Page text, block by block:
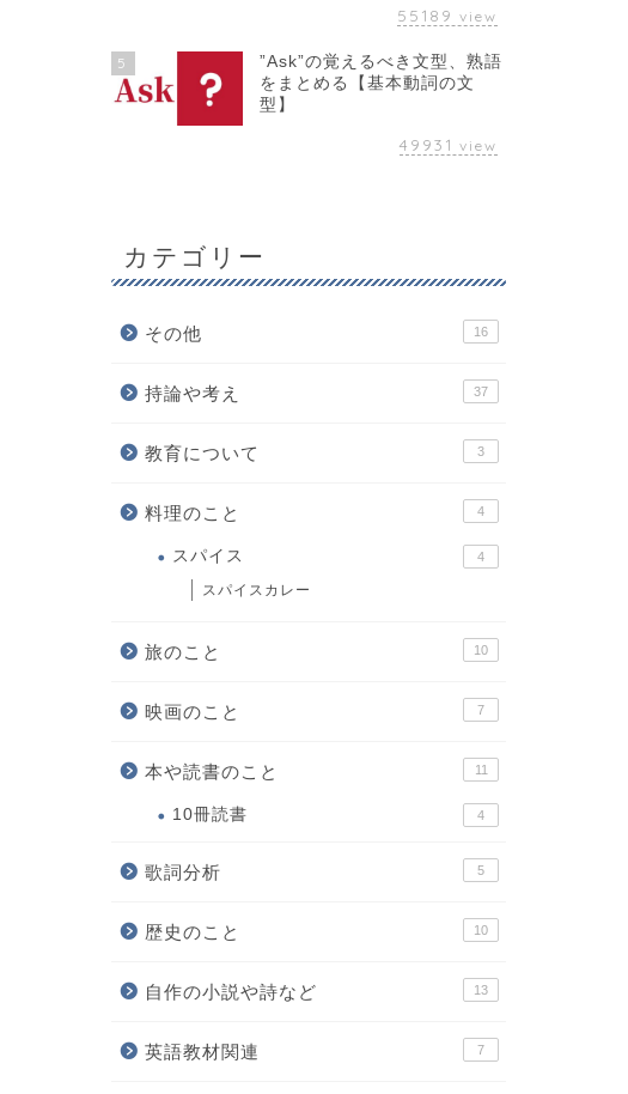
55189 view
5
”Ask”の覚えるべき文型、熟語
をまとめる【基本動詞の文
型】
49931 view
カテゴリー
その他 16
持論や考え 37
教育について 3
料理のこと 4
スパイス 4
スパイスカレー
旅のこと 10
映画のこと 7
本や読書のこと 11
10冊読書 4
歌詞分析 5
歴史のこと 10
自作の小説や詩など 13
英語教材関連 7